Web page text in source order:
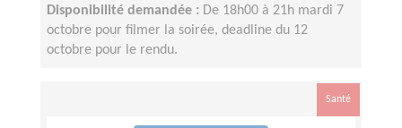
Disponibilité demandée : De 18h00 à 21h mardi 7
octobre pour filmer la soirée, deadline du 12
octobre pour le rendu.
Santé